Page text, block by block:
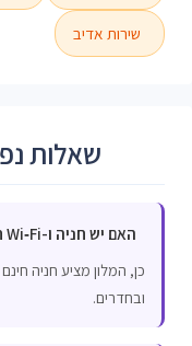
שירות אדיב
שאלות
האם יש חניה ו-Wi‑Fi חינם?
ובחדרים.